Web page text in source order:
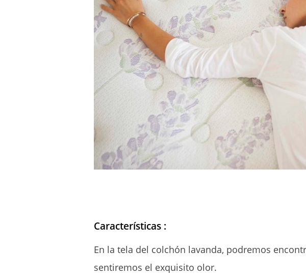
Características :
En la tela del colchón lavanda, podremos
sentiremos el exquisito olor.